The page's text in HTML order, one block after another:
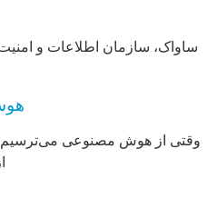
ساواک، سازمان اطلاعات و
وقتی از هوش مصنوعی می‌ترسیم